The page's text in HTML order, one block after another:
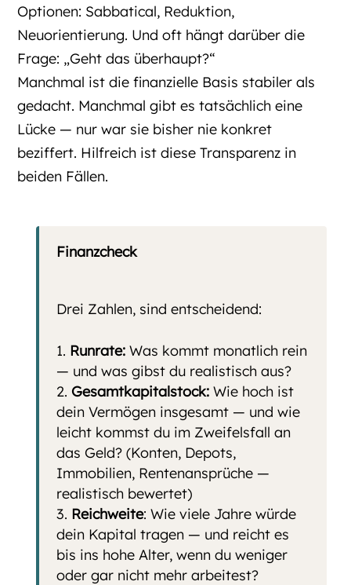
Optionen: Sabbatical, Reduktion,
Neuorientierung. Und oft hängt darüber die
Frage: „Geht das überhaupt?“
Manchmal ist die finanzielle Basis stabiler als
gedacht. Manchmal gibt es tatsächlich eine
Lücke — nur war sie bisher nie konkret
beziffert. Hilfreich ist diese Transparenz in
beiden Fällen.
Finanzcheck
Drei Zahlen, sind entscheidend:
Runrate: Was kommt monatlich rein
— und was gibst du realistisch aus?
Gesamtkapitalstock: Wie hoch ist
dein Vermögen insgesamt — und wie
leicht kommst du im Zweifelsfall an
das Geld? (Konten, Depots,
Immobilien, Rentenansprüche —
realistisch bewertet)
Reichweite: Wie viele Jahre würde
dein Kapital tragen — und reicht es
bis ins hohe Alter, wenn du weniger
oder gar nicht mehr arbeitest?